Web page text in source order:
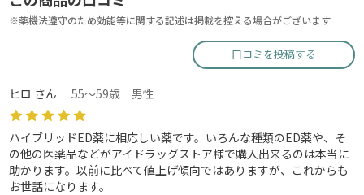
※薬機法遵守のため効能等に関する記述は掲載を控える場合がございます
口コミを投稿する
ヒロ さん 55～59歳 男性
ハイブリッドED薬に相応しい薬です。いろんな種類のED薬や、そ
の他の医薬品などがアイドラッグストア様で購入出来るのは本当に
助かります。以前に比べて値上げ傾向ではありますが、これからも
お世話になります。